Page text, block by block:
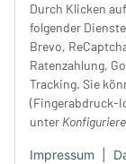
Durch Klicken
folgender
Brevo,
Ratenzahlung,
Tracking. Sie
(Fingerabdruck-
unter
Impressum
Freitag:
Samstag:
Unser
Rechtliches